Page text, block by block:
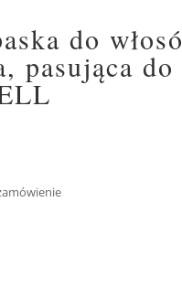
do
pasująca